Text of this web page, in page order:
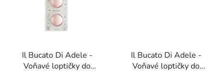
Il Bucato Di Adele -
Voňavé loptičky do
Il Bucato Di Adele -
Voňavé loptičky do